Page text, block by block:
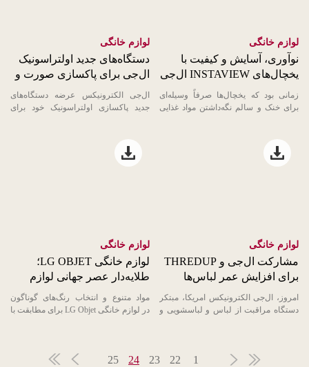
لوازم خانگی
نوآوری، آسایش و کیفیت با
یخچال‌های INSTAVIEW ال‌جی
زمانی بود که یخچال‌ها صرفاً وسیله‌ای
برای خنک و سالم نگه‌داشتن مواد غذایی
لوازم خانگی
دستگاه‌های جدید اولتراسونیک
ال‌جی برای پاکسازی صورت و
بدن
ال‌جی الکترونیکس عرضه دستگاه‌های
جدید پاکسازی اولتراسونیک خود برای
لوازم خانگی
مشارکت ال‌جی و THREDUP
برای افزایش عمر لباس‌ها
امروز، ال‌جی الکترونیکس امریکا، مبتکر
دستگاه مراقبت از لباس و لباسشویی و
Open file download list
لوازم خانگی
لوازم خانگی LG OBJET؛
طلایه‌دار عصر جهانی لوازم
خانگی سفارشی
مواد متنوع و انتخاب رنگ‌های گوناگون
در لوازم خانگی LG Objet برای مطابقت با
Open file download list
1
22
23
24
25